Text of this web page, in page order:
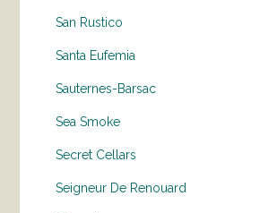
San Rustico
Santa Eufemia
Sauternes-Barsac
Sea Smoke
Secret Cellars
Seigneur De Renouard